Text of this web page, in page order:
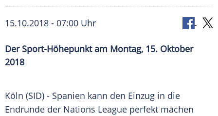
15.10.2018 - 07:00 Uhr
Der Sport-Höhepunkt am Montag, 15. Oktober
2018
Köln (SID) - Spanien kann den Einzug in die
Endrunde der Nations League perfekt machen